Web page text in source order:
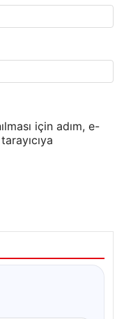
için adım, e-